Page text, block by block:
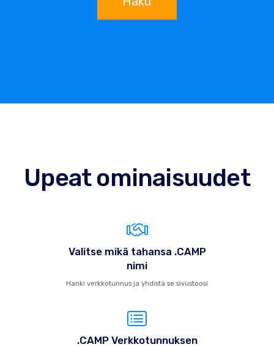
Upeat ominaisuudet
Valitse mikä tahansa .CAMP
nimi
Hanki verkkotunnus ja yhdistä se sivustoosi
.CAMP Verkkotunnuksen